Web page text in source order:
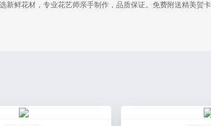
鲜花材，专业花艺师亲手制作，品质保证。免费附送精美